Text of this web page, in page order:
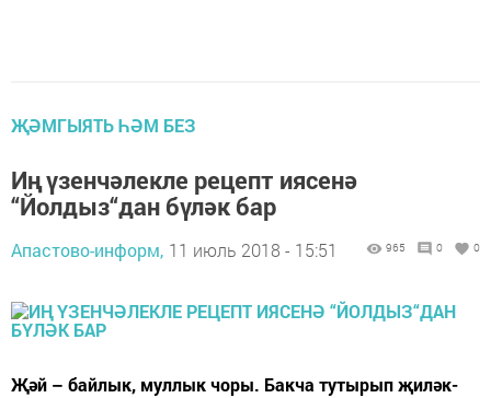
ҖӘМГЫЯТЬ ҺӘМ БЕЗ
Иң үзенчәлекле рецепт иясенә
“Йолдыз“дан бүләк бар
Апастово-информ, 11 июль 2018 - 15:51 965 0 0
Җәй – байлык, муллык чоры. Бакча тутырып җиләк-